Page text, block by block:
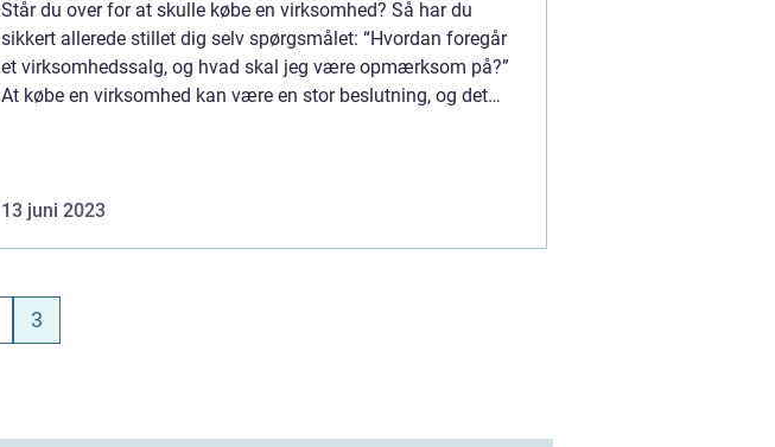
Står du over for at skulle købe en virksomhed? Så har du
sikkert allerede stillet dig selv spørgsmålet: “Hvordan foregår
et virksomhedssalg, og hvad skal jeg være opmærksom på?”
At købe en virksomhed kan være en stor beslutning, og det
13 juni 2023
3